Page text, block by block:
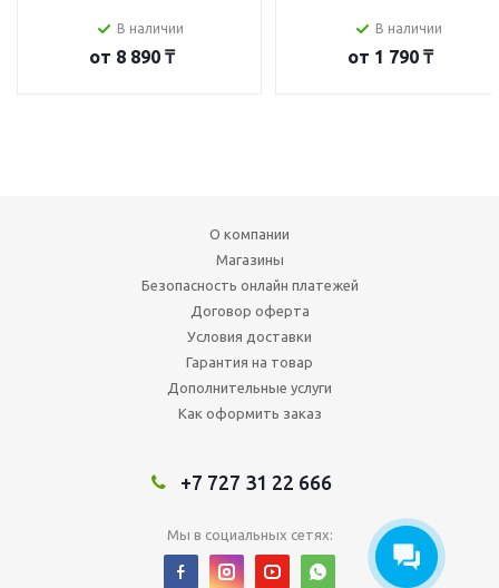
В наличии
от 8 890 ₸
В наличии
от 1 790 ₸
О компании
Магазины
Безопасность онлайн платежей
Договор оферта
Условия доставки
Гарантия на товар
Дополнительные услуги
Как оформить заказ
+7 727 31 22 666
Мы в социальных сетях: